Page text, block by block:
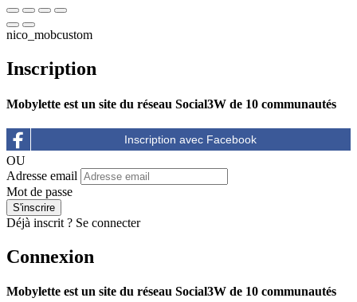
nico_mobcustom
Inscription
Mobylette est un site du réseau Social3W de 10 communautés
OU
Adresse email
Mot de passe
Déjà inscrit ? Se connecter
Connexion
Mobylette est un site du réseau Social3W de 10 communautés